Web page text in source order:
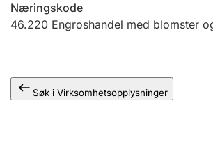
Næringskode
46.220 Engroshandel med blomster
Søk i Virksomhetsopplysninger